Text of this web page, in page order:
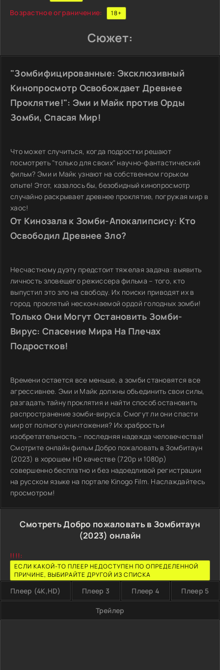
Возрастное ограничение: 18+
Сюжет:
"Зомбифицированные: Эксклюзивный
Кинопросмотр Освобождает Древнее
Проклятие!": Эми и Майк против Орды
Зомби, Спасая Мир!
Что может случиться, когда подростки решают
посмотреть "только для своих" научно-фантастический
фильм? Эми и Майк узнают на собственном горьком
опыте! Этот, казалось бы, безобидный кинопросмотр
случайно раскрывает древнее проклятие, погружая мир в
хаос!
От Кинозала к Зомби-Апокалипсису: Кто
Освободил Древнее Зло?
Несчастному дуэту предстоит тяжелая задача: выявить
личность зловещего режиссера фильма – того, кто
выпустил это зло на свободу. Их поиски приводят их в
город, проклятый нескончаемой ордой голодных зомби!
Только Они Могут Остановить Зомби-
Вирус: Спасение Мира На Плечах
Подростков!
Времени остается все меньше, а зомби становятся все
агрессивнее. Эми и Майк должны объединить свои силы,
разгадать тайну проклятия и найти способ остановить
распространение зомби-вируса. Смогут ли они спасти
мир от полного уничтожения? Их храбрость и
изобретательность – последняя надежда человечества!
Смотрите онлайн фильм Добро пожаловать в Зомбитаун
(2023) в хорошем HD качестве (720p и 1080p)
совершенно бесплатно и без надоедливой регистрации
на русском языке на портале Kinogo Film. Наслаждайтесь
просмотром!
Смотреть Добро пожаловать в Зомбитаун
(2023) онлайн
!!!!:
ЕСЛИ КАКОЙ-ТО ПЛЕЕР НЕДОСТУПЕН ПО ОПРЕДЕЛЕННОЙ
ПРИЧИНЕ, ВЫБИРАЙТЕ ДРУГОЙ ИЗ СПИСКА
Плеер (4K,HD) Плеер 3 Плеер 4 Плеер 5
Трейлер